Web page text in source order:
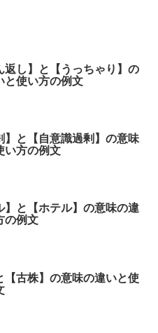
返し】と【うっちゃり】の
と使い方の例文
】と【自意識過剰】の意味
い方の例文
】と【ホテル】の意味の違
の例文
【古株】の意味の違いと使